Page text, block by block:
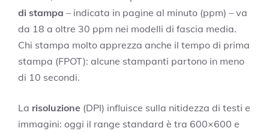
di stampa – indicata in pagine al minuto (ppm) – va
da 18 a oltre 30 ppm nei modelli di fascia media.
Chi stampa molto apprezza anche il tempo di prima
stampa (FPOT): alcune stampanti partono in meno
di 10 secondi.
La risoluzione (DPI) influisce sulla nitidezza di testi e
immagini: oggi il range standard è tra 600×600 e